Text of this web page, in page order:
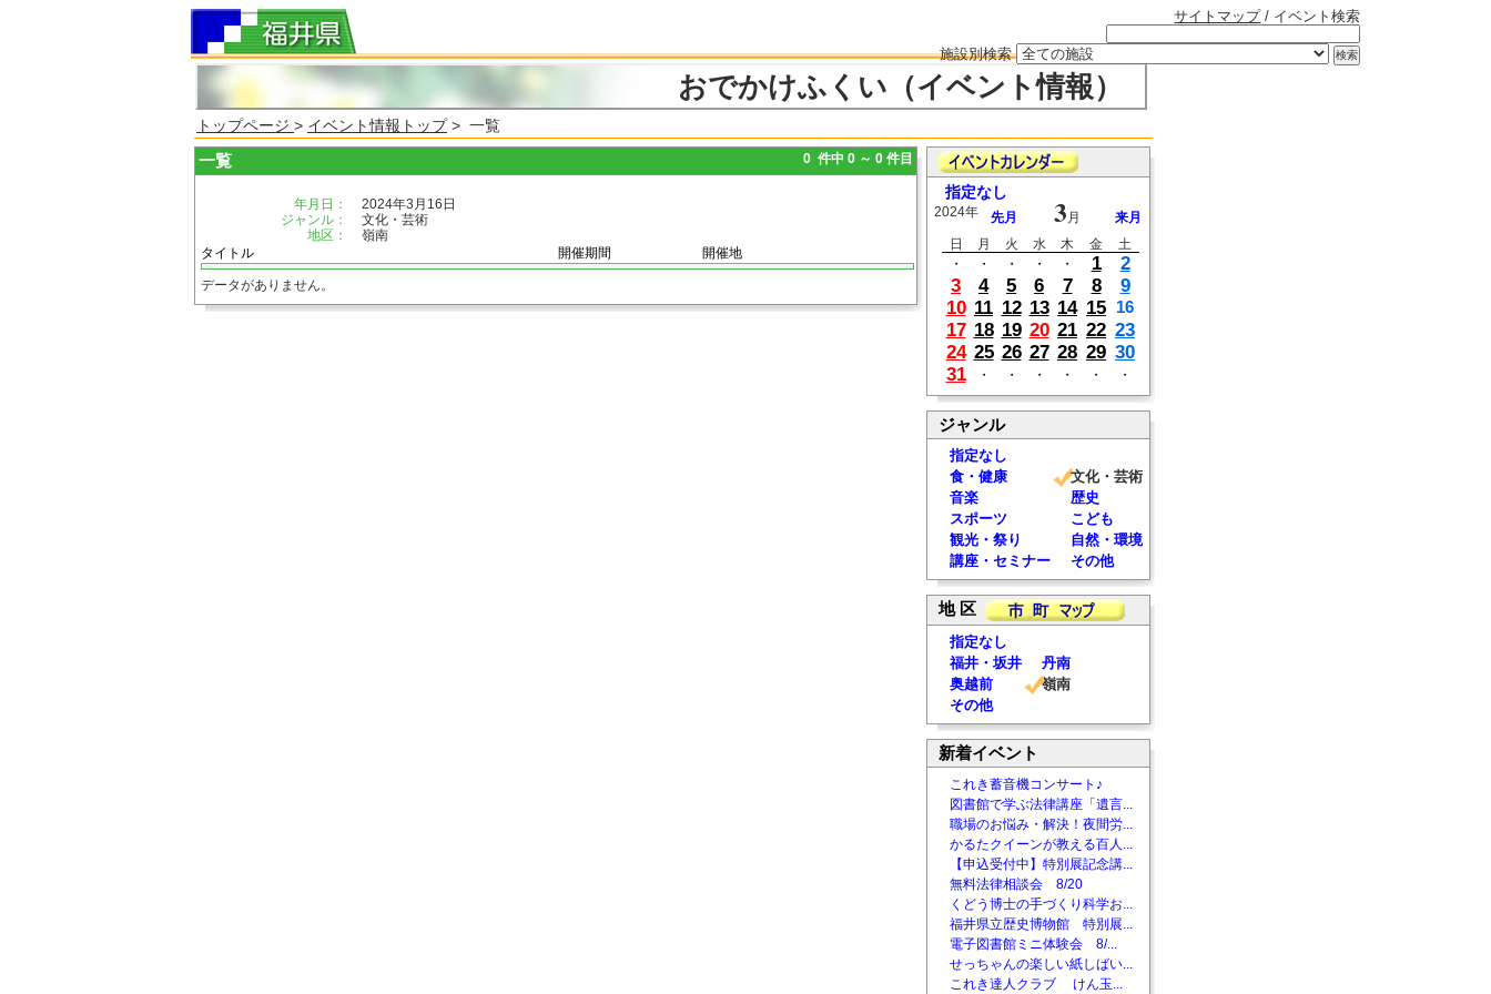
サイトマップ/ イベント検索
施設別検索
おでかけふくい（イベント情報）
トップページ > イベント情報トップ> 一覧
一覧 0 件中 0 ～ 0 件目
年月日：
2024年3月16日
ジャンル：
文化・芸術
地区：
嶺南
タイトル
開催期間 開催地
データがありません。
指定なし
2024年 先月 3 月
来月
日
月 火 水 木 金
土
・
・ ・ ・ ・ 1
2
3
4 5 6 7 8
9
10 11 12 13 14 15 16
17 18 19 20 21 22 23
24 25 26 27 28 29 30
31
・ ・ ・ ・ ・ ・
ジャンル
指定なし
食・健康
文化・芸術
音楽
歴史
スポーツ
こども
観光・祭り
自然・環境
講座・セミナー
その他
地 区
指定なし
福井・坂井
丹南
奥越前
嶺南
その他
新着イベント
これき蓄音機コンサート♪
図書館で学ぶ法律講座「遺言...
職場のお悩み・解決！夜間労...
かるたクイーンが教える百人...
【申込受付中】特別展記念講...
無料法律相談会 8/20
くどう博士の手づくり科学お...
福井県立歴史博物館 特別展...
電子図書館ミニ体験会 8/...
せっちゃんの楽しい紙しばい...
これき達人クラブ けん玉...